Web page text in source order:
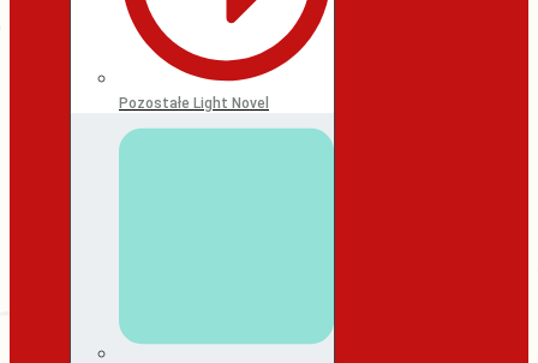
Pozostałe Light Novel